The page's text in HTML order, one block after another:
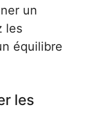
un
les
équilibre
les